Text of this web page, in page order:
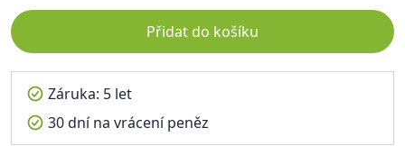
Přidat do košíku
Záruka: 5 let
30 dní na vrácení peněz